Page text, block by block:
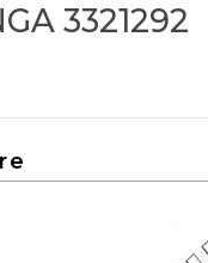
3321292